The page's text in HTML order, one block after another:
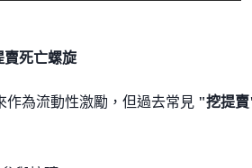
賣死亡螺旋
作為流動性激勵，但過去常見 "挖提